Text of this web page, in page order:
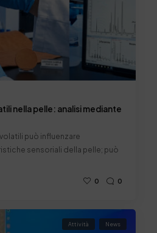
nella pelle: analisi mediante
può influenzare
sensoriali della pelle; può
0 0
Attività News